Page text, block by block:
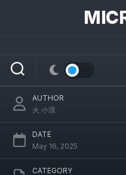
外匯交易平臺比較，
AUTHOR
火 小浪
DATE
May 16, 2025
CATEGORY